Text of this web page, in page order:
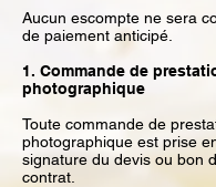
Aucun escompte ne sera
de paiement anticipé.
1. Commande de
photographique
Toute commande de
photographique est prise
signature du devis ou bon
contrat.